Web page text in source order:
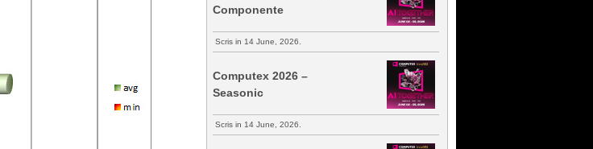
Componente
Scris in 14 June, 2026.
Computex 2026 –
Seasonic
Scris in 14 June, 2026.